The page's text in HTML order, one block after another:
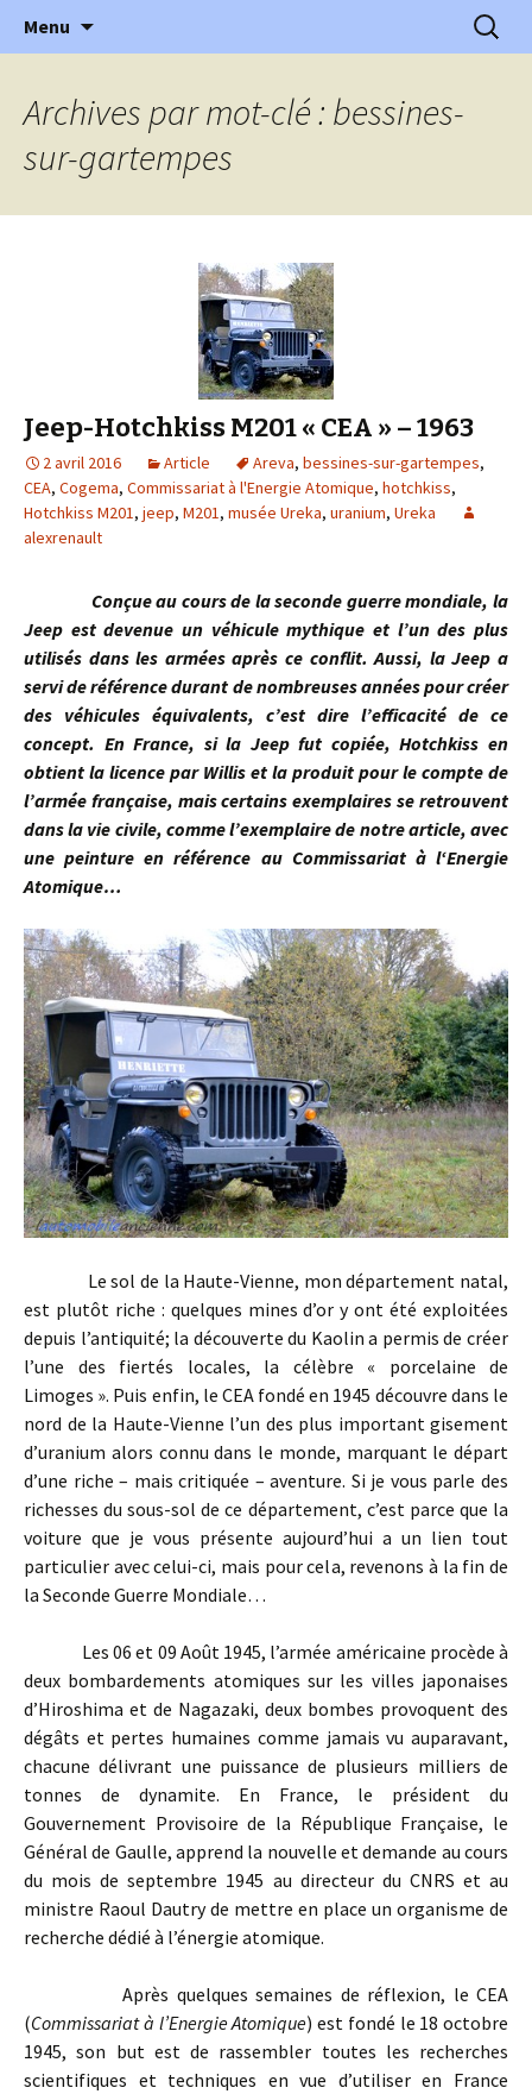
l'Automobile Ancienne
l'automobile ancienne : articles, historiques
…
Menu
Archives par mot-clé : bessines-
sur-gartempes
Jeep-Hotchkiss M201 « CEA » – 1963
2 avril 2016 Article Areva, bessines-sur-gartempes,
CEA, Cogema, Commissariat à l'Energie Atomique, hotchkiss,
Hotchkiss M201, jeep, M201, musée Ureka, uranium, Ureka
alexrenault
Conçue au cours de la seconde guerre mondiale, la
Jeep est devenue un véhicule mythique et l’un des plus
utilisés dans les armées après ce conflit. Aussi, la Jeep a
servi de référence durant de nombreuses années pour créer
des véhicules équivalents, c’est dire l’efficacité de ce
concept. En France, si la Jeep fut copiée, Hotchkiss en
obtient la licence par Willis et la produit pour le compte de
l’armée française, mais certains exemplaires se retrouvent
dans la vie civile, comme l’exemplaire de notre article, avec
une peinture en référence au Commissariat à l‘Energie
Atomique…
Le sol de la Haute-Vienne, mon département natal,
est plutôt riche : quelques mines d’or y ont été exploitées
depuis l’antiquité; la découverte du Kaolin a permis de créer
l’une des fiertés locales, la célèbre « porcelaine de
Limoges ». Puis enfin, le CEA fondé en 1945 découvre dans le
nord de la Haute-Vienne l’un des plus important gisement
d’uranium alors connu dans le monde, marquant le départ
d’une riche – mais critiquée – aventure. Si je vous parle des
richesses du sous-sol de ce département, c’est parce que la
voiture que je vous présente aujourd’hui a un lien tout
particulier avec celui-ci, mais pour cela, revenons à la fin de
la Seconde Guerre Mondiale…
Les 06 et 09 Août 1945, l’armée américaine procède à
deux bombardements atomiques sur les villes japonaises
d’Hiroshima et de Nagazaki, deux bombes provoquent des
dégâts et pertes humaines comme jamais vu auparavant,
chacune délivrant une puissance de plusieurs milliers de
tonnes de dynamite. En France, le président du
Gouvernement Provisoire de la République Française, le
Général de Gaulle, apprend la nouvelle et demande au cours
du mois de septembre 1945 au directeur du CNRS et au
ministre Raoul Dautry de mettre en place un organisme de
recherche dédié à l’énergie atomique.
Après quelques semaines de réflexion, le CEA
(Commissariat à l’Energie Atomique) est fondé le 18 octobre
1945, son but est de rassembler toutes les recherches
scientifiques et techniques en vue d’utiliser en France